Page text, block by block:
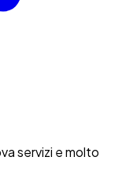
servizi e molto